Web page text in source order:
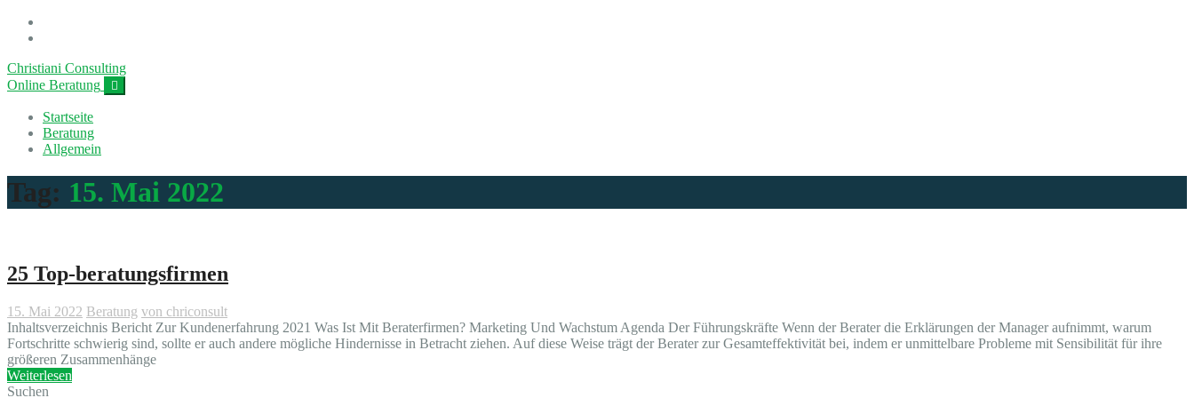
Christiani Consulting
Online Beratung
Startseite
Beratung
Allgemein
Tag: 15. Mai 2022
25 Top-beratungsfirmen
15. Mai 2022 Beratung von chriconsult
Inhaltsverzeichnis Bericht Zur Kundenerfahrung 2021 Was Ist Mit Beraterfirmen? Marketing Und Wachstum Agenda Der Führungskräfte Wenn der Berater die Erklärungen der Manager aufnimmt, warum
Fortschritte schwierig sind, sollte er auch andere mögliche Hindernisse in Betracht ziehen. Auf diese Weise trägt der Berater zur Gesamteffektivität bei, indem er unmittelbare Probleme mit Sensibilität für ihre
größeren Zusammenhänge
Weiterlesen
Suchen